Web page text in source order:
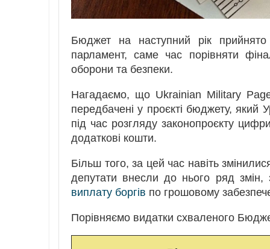
Бюджет на наступний рік
парламент, саме час порівняти
оборони та безпеки.
Нагадаємо, що Ukrainian Military
передбачені у проєкті бюджету,
під час розгляду законопроєкту
додаткові кошти.
Більш того, за цей час навіть
депутати внесли до нього ряд
виплату боргів по грошовому
Порівняємо видатки схваленого